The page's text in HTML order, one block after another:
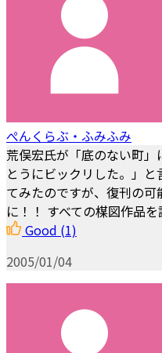
ぺんくらぶ・ふみふみ
荒俣宏氏が「底のない町
とうにビックリした。」
てみたのですが、復刊の
に！！ すべての楳図作品
Good (1)
2005/01/04